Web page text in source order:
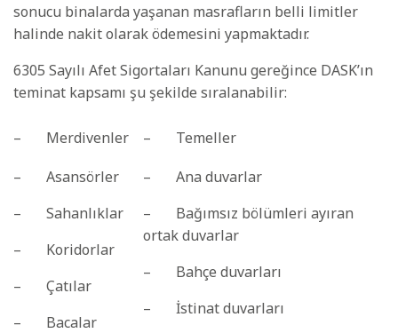
sonucu binalarda yaşanan masrafların belli limitler
halinde nakit olarak ödemesini yapmaktadır.
6305 Sayılı Afet Sigortaları Kanunu gereğince DASK’ın
teminat kapsamı şu şekilde sıralanabilir:
– Merdivenler
– Asansörler
– Sahanlıklar
– Koridorlar
– Çatılar
– Bacalar
– Temeller
– Ana duvarlar
– Bağımsız bölümleri ayıran
ortak duvarlar
– Bahçe duvarları
– İstinat duvarları